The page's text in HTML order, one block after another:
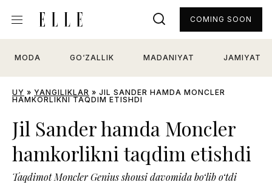
MODA GO‘ZALLIK MADANIYAT JAMIYAT
COMING SOON
UY » YANGILIKLAR » JIL SANDER HAMDA MONCLER
HAMKORLIKNI TAQDIM ETISHDI
Jil Sander hamda Moncler
hamkorlikni taqdim etishdi
Taqdimot Moncler Genius shousi davomida bo‘lib o‘tdi